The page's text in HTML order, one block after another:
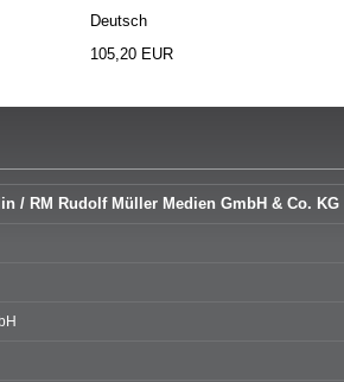
Deutsch
105,20 EUR
/ RM Rudolf Müller Medien GmbH & Co. KG